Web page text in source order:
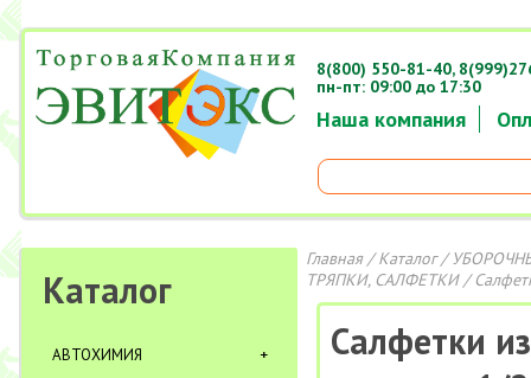
Наша компания
8(800) 550-81-40,
пн-пт: 09:00 до 17:30
Каталог
АВТОХИМИЯ
Главная/Каталог/
ТРЯПКИ, САЛФЕТКИ/
Салфетки